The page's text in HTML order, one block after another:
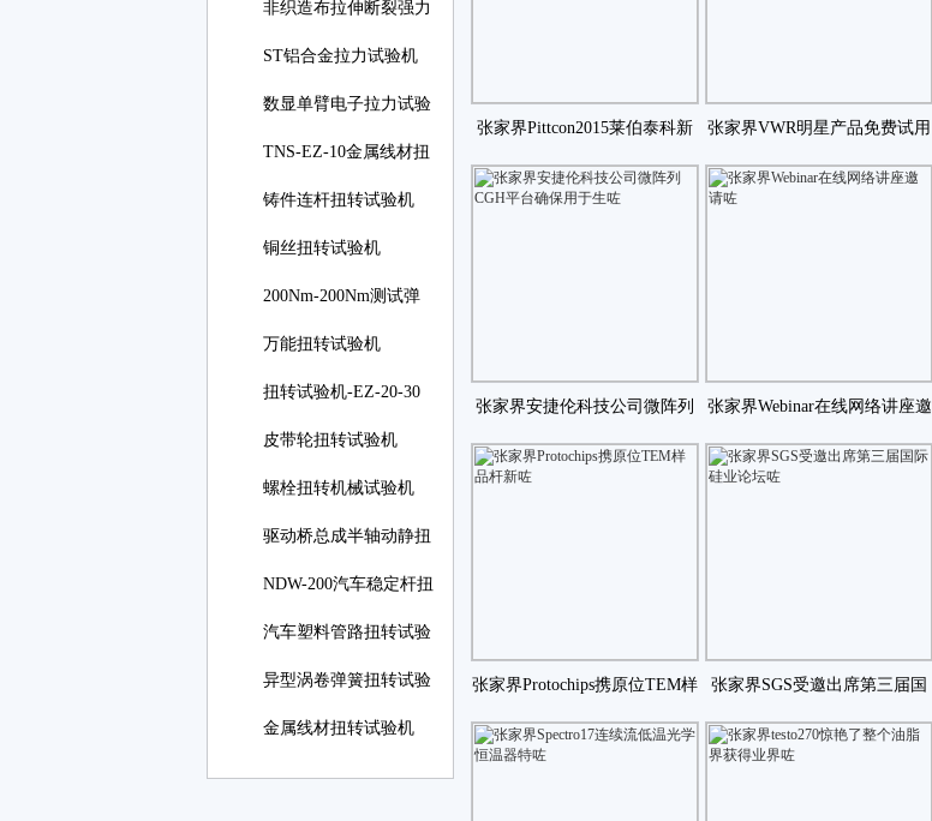
非织造布拉伸断裂强力
ST铝合金拉力试验机
数显单臂电子拉力试验
TNS-EZ-10金属线材扭
铸件连杆扭转试验机
铜丝扭转试验机
200Nm-200Nm测试弹
万能扭转试验机
扭转试验机-EZ-20-30
皮带轮扭转试验机
螺栓扭转机械试验机
驱动桥总成半轴动静扭
NDW-200汽车稳定杆扭
汽车塑料管路扭转试验
异型涡卷弹簧扭转试验
金属线材扭转试验机
张家界Pittcon2015莱伯泰科新
品HPS咗
张家界VWR明星产品免费试用
amp定制贺卡新年咗
张家界安捷伦科技公司微阵列
CGH平台确保用于生咗
张家界Webinar在线网络讲座邀
请咗
张家界Protochips携原位TEM样
品杆新咗
张家界SGS受邀出席第三届国
际硅业论坛咗